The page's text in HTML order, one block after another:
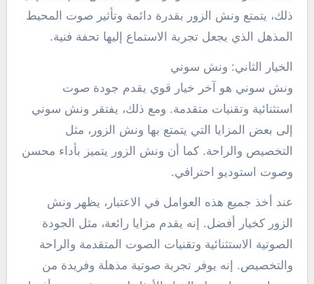
ذلك، يتمتع ونش الزور بقدرة دائمة وتأثير صوت المحيط
المذهل الذي يجعل تجربة الاستماع إليها تحفة فنية.
الخيار الثاني: ونش سوني
ونش سوني هو آخر خيار قوي يقدم جودة صوت
استثنائية وتقنيات متقدمة. ومع ذلك، يفتقر ونش سوني
إلى بعض المزايا التي يتمتع بها ونش الزور، مثل
التخصيص والراحة. كما أن ونش الزور يتميز بأداء محسن
وصوت استوديو احترافي.
عند أخذ جميع هذه العوامل في الاعتبار، يظهر ونش
الزور كخيار أفضل. إنه يقدم مزايا رائعة، مثل الجودة
الصوتية الاستثنائية وتقنيات الصوت المتقدمة والراحة
والتخصيص. إنه يوفر تجربة صوتية مذهلة وفريدة من